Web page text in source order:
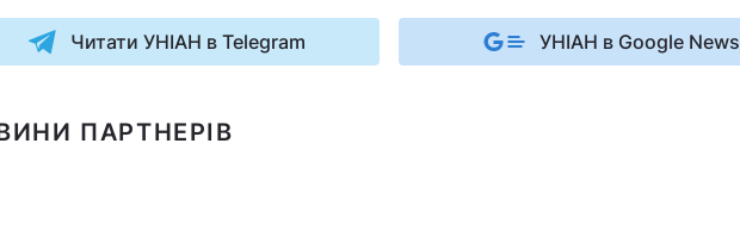
Читати УНІАН в Telegram УНІАН в Google News
ПАРТНЕРІВ